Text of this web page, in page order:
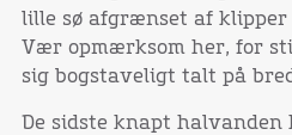
lille sø afgrænset af klipper
Vær opmærksom her, for
sig bogstaveligt talt på
De sidste knapt halvanden